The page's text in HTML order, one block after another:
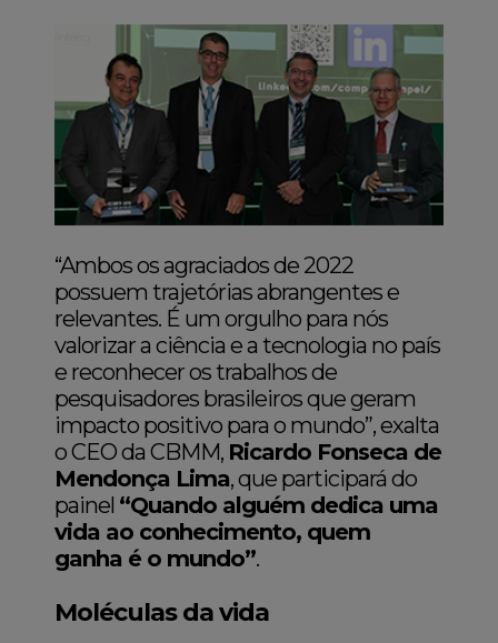
“Ambos os agraciados de 2022
possuem trajetórias abrangentes e
relevantes. É um orgulho para nós
valorizar a ciência e a tecnologia no país
e reconhecer os trabalhos de
pesquisadores brasileiros que geram
impacto positivo para o mundo”, exalta
o CEO da CBMM, Ricardo Fonseca de
Mendonça Lima, que participará do
painel “Quando alguém dedica uma
vida ao conhecimento, quem
ganha é o mundo”.
Moléculas da vida